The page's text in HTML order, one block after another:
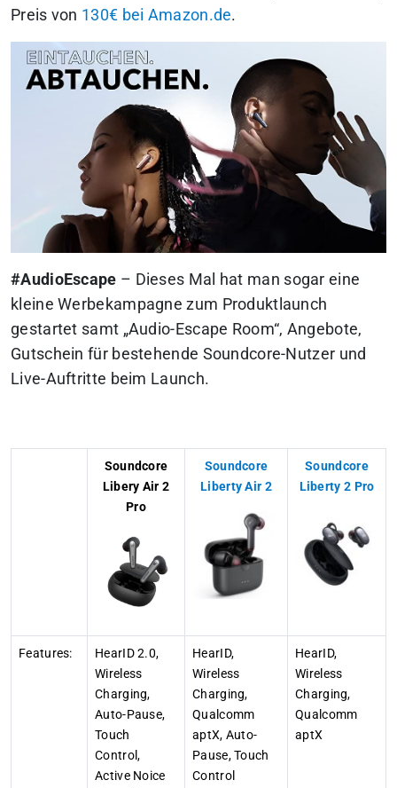
Preis von 130€ bei Amazon.de.
#AudioEscape – Dieses Mal hat man sogar eine
kleine Werbekampagne zum Produktlaunch
gestartet samt „Audio-Escape Room“, Angebote,
Gutschein für bestehende Soundcore-Nutzer und
Live-Auftritte beim Launch.
Soundcore
Libery Air 2
Pro
Soundcore
Liberty Air 2
Soundcore
Liberty 2 Pro
Features:
HearID 2.0,
Wireless
Charging,
Auto-Pause,
Touch
Control,
Active Noice
HearID,
Wireless
Charging,
Qualcomm
aptX, Auto-
Pause, Touch
Control
HearID,
Wireless
Charging,
Qualcomm
aptX